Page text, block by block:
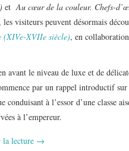
etAu cœur de la couleur. Chefs-
, les visiteurs peuvent désormais
(XIVe-XVIIe siècle), en
avant le niveau de luxe et de
par un rappel introductif sur
à l’essor d’une classe
à l’empereur.
la lecture →